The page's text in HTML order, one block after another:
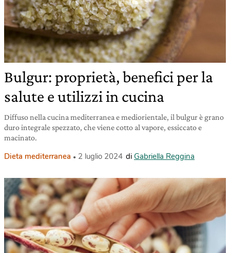
Bulgur: proprietà, benefici per la
salute e utilizzi in cucina
Diffuso nella cucina mediterranea e mediorientale, il bulgur è grano
duro integrale spezzato, che viene cotto al vapore, essiccato e
macinato.
Dieta mediterranea 2 luglio 2024 di Gabriella Reggina